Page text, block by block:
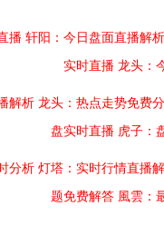
播 轩阳：今日盘面直播解析
实时直播 龙头：
解析 龙头：热点走势免费
盘实时直播 虎子：
分析 灯塔：实时行情直播
题免费解答 風雲：